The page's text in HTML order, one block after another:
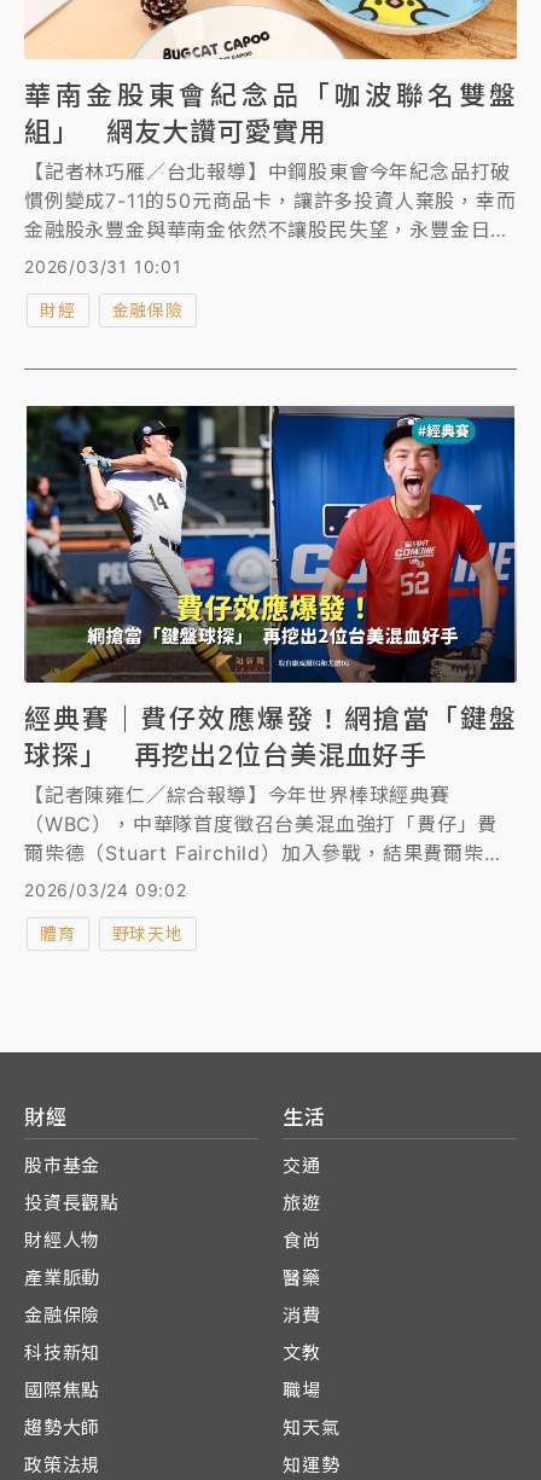
華南金股東會紀念品「咖波聯名雙盤
組」 網友大讚可愛實用
【記者林巧雁／台北報導】中鋼股東會今年紀念品打破
慣例變成7-11的50元商品卡，讓許多投資人棄股，幸而
金融股永豐金與華南金依然不讓股民失望，永豐金日前
公布紀念品為實用的永豐幸福毯，華南金則維持往年可
2026/03/31 10:01
財經 金融保險
經典賽｜費仔效應爆發！網搶當「鍵盤
球探」 再挖出2位台美混血好手
【記者陳雍仁／綜合報導】今年世界棒球經典賽
（WBC），中華隊首度徵召台美混血強打「費仔」費
爾柴德（Stuart Fairchild）加入參戰，結果費爾柴德
以精彩表現在台瘋狂圈粉，如今費仔效應爆發，網友們
紛紛當起「鍵盤球探」，現在又挖出兩位年輕的台美混
血好手。
2026/03/24 09:02
體育 野球天地
財經
股市基金
投資長觀點
財經人物
產業脈動
金融保險
科技新知
國際焦點
趨勢大師
政策法規
生活
交通
旅遊
食尚
醫藥
消費
文教
職場
知天氣
知運勢